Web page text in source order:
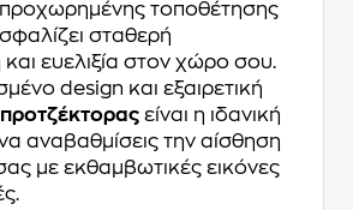
τοποθέτησης
σταθερή
ευελιξία στον χώρο σου.
design και εξαιρετική
προτζέκτορας είναι η ιδανική
αναβαθμίσεις την αίσθηση
με εκθαμβωτικές εικόνες